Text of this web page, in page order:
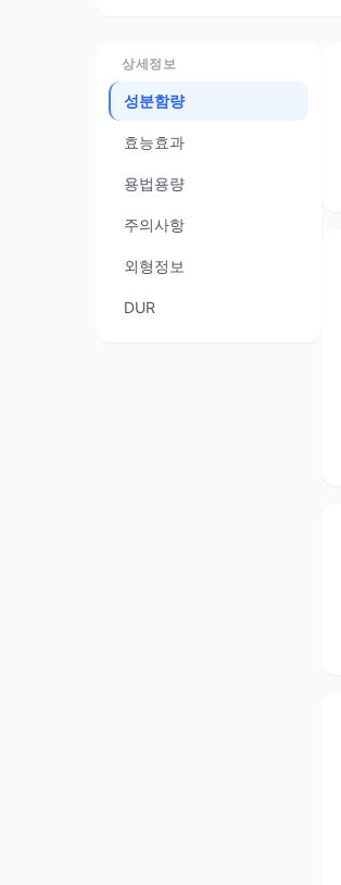
상세정보
성분함량
효능효과
용법용량
주의사항
외형정보
DUR